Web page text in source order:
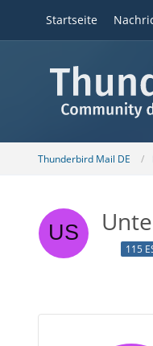
Startseite
Thunderbird Mail DE
115